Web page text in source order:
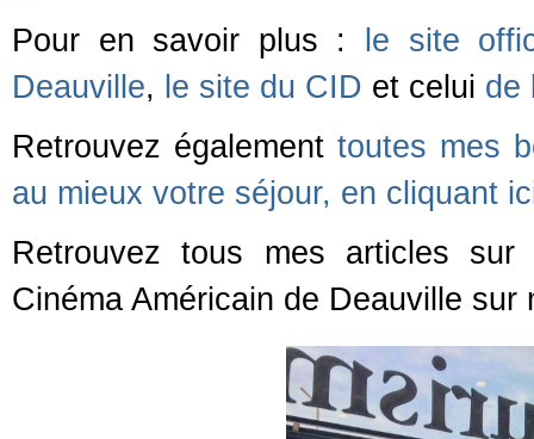
Pour en savoir plus :
le site
Deauville, le site du CID et celui de
Retrouvez égalementtoutes mes
au mieux votre séjour, en cliquant
Retrouvez tous mes articles
Cinéma Américain de Deauville